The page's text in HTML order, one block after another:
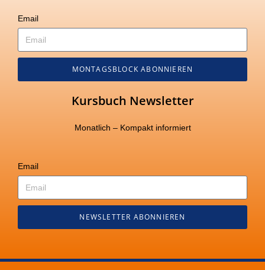
Email
MONTAGSBLOCK ABONNIEREN
Kursbuch Newsletter
Monatlich – Kompakt informiert
Email
NEWSLETTER ABONNIEREN